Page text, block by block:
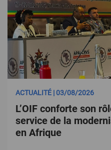
ACTUALITÉ | 03/08/2026
L’OIF conforte son
service de la
en Afrique